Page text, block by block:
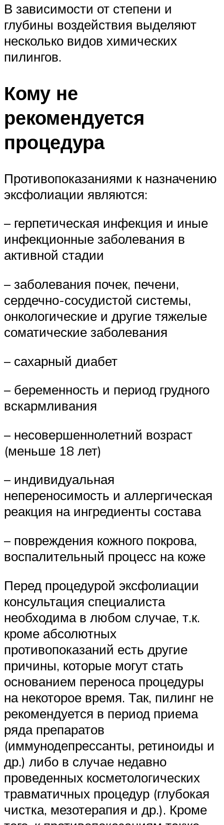
В зависимости от степени и
глубины воздействия выделяют
несколько видов химических
пилингов.
Кому не
рекомендуется
процедура
Противопоказаниями к назначению
эксфолиации являются:
– герпетическая инфекция и иные
инфекционные заболевания в
активной стадии
– заболевания почек, печени,
сердечно-сосудистой системы,
онкологические и другие тяжелые
соматические заболевания
– сахарный диабет
– беременность и период грудного
вскармливания
– несовершеннолетний возраст
(меньше 18 лет)
– индивидуальная
непереносимость и аллергическая
реакция на ингредиенты состава
– повреждения кожного покрова,
воспалительный процесс на коже
Перед процедурой эксфолиации
консультация специалиста
необходима в любом случае, т.к.
кроме абсолютных
противопоказаний есть другие
причины, которые могут стать
основанием переноса процедуры
на некоторое время. Так, пилинг не
рекомендуется в период приема
ряда препаратов
(иммунодепрессанты, ретиноиды и
др.) либо в случае недавно
проведенных косметологических
травматичных процедур (глубокая
чистка, мезотерапия и др.). Кроме